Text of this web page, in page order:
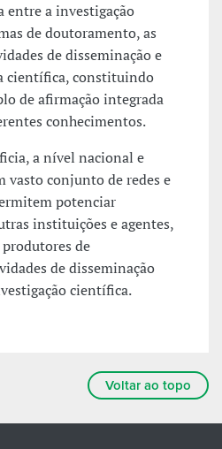
entre a investigação
de doutoramento, as
de disseminação e
científica, constituindo
de afirmação integrada
conhecimentos.
a nível nacional e
vasto conjunto de redes e
potenciar
instituições e agentes,
de
de disseminação
científica.
Voltar ao topo